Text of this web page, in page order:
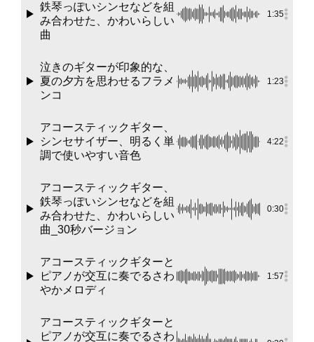
鉄琴っぽいシンセなどを組
み合わせた、かわいらしい
曲
1:35
泣きのギターが印象的な、
夏の夕方を思わせるフラメ
ンコ
1:23
アコースティックギター、
シンセサイザー、明るく単
調で使いやすい音色
4:22
アコースティックギター、
鉄琴っぽいシンセなどを組
み合わせた、かわいらしい
曲_30秒バージョン
0:30
アコースティックギターと
ピアノが交互に奏でるさわ
やかメロディ
1:57
アコースティックギターと
ピアノが交互に奏でるさわ